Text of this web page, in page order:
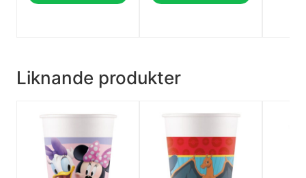
Liknande produkter